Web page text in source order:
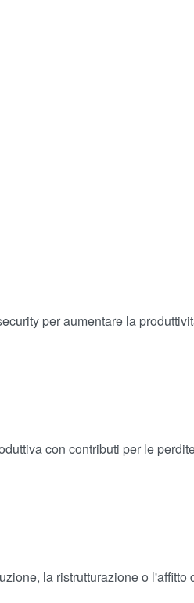
per aumentare la
con contributi per le
la ristrutturazione o